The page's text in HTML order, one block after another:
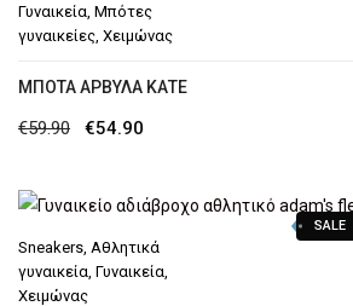
€25.90.
Γυναικεία, Μπότες
γυναικείες, Χειμώνας
MΠΌΤΑ ΑΡΒΎΛΑ ΚΑΤΕ
€59.90
Original
was:
€54.90
τιμή
είναι:
€54.90.
SALE
Sneakers Αθλητικά
γυναικεία Γυναικεία
Χειμώνας